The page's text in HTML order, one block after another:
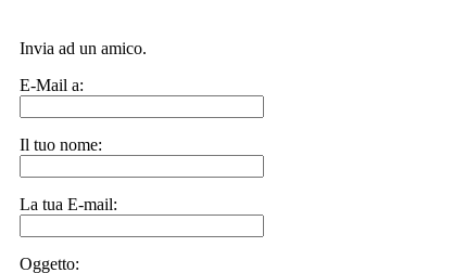
Invia ad un amico.
E-Mail a:
Il tuo nome:
La tua E-mail:
Oggetto: